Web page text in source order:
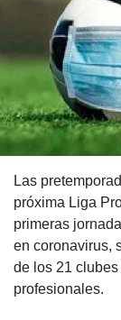
Las
próxima Liga
primeras
en coronavirus,
de los 21
profesionales.